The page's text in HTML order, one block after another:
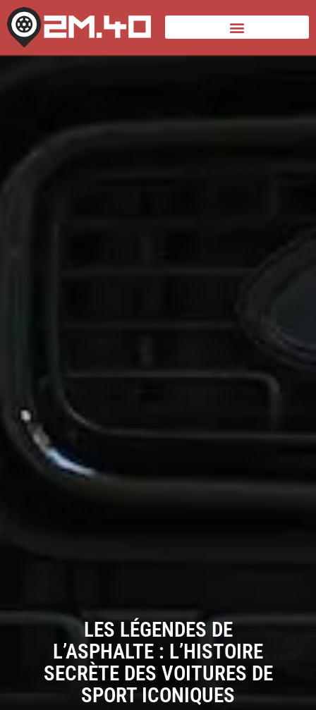
LES LÉGENDES DE
L’ASPHALTE : L’HISTOIRE
SECRÈTE DES VOITURES DE
SPORT ICONIQUES